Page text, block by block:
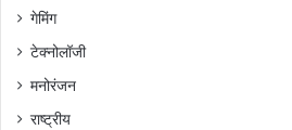
गेमिंग
टेक्नोलॉजी
मनोरंजन
राष्ट्रीय